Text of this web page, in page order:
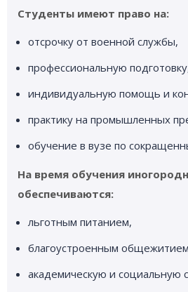
Студенты имеют право на:
отсрочку от военной службы,
профессиональную
индивидуальную помощь и
практику на промышленных
обучение в вузе по
На время обучения
обеспечиваются:
льготным питанием,
благоустроенным
академическую и социальную